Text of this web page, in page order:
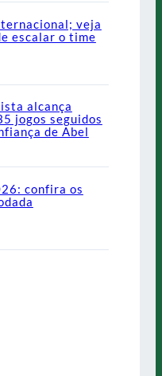
veja
escalar o time
alcança
jogos seguidos
de Abel
confira os